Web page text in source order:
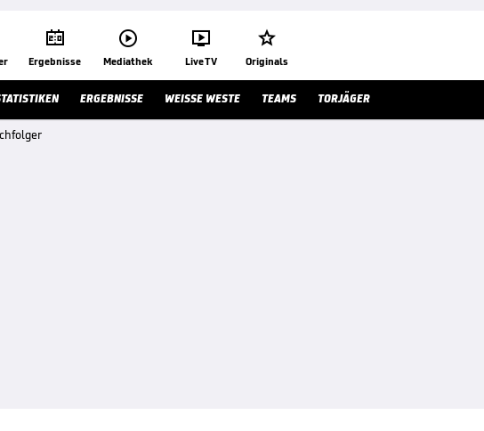

Ergebnisse

Mediathek

Live TV

Originals
ERGEBNISSE WEISSE WESTE TEAMS TORJÄGER